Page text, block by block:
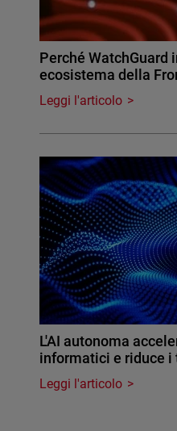
Perché WatchGuard
ecosistema della
Leggi l'articolo
L'AI autonoma
informatici e riduce
Leggi l'articolo